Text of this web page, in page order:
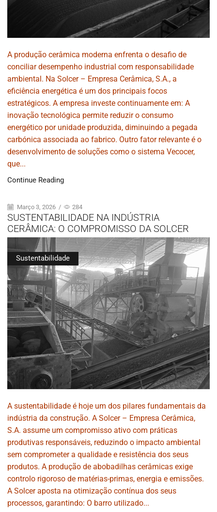
A produção cerâmica moderna enfrenta o desafio de
conciliar desempenho industrial com responsabilidade
ambiental. Na Solcer – Empresa Cerâmica, S.A., a
eficiência energética é um dos principais focos
estratégicos. A empresa investe continuamente em: A
inovação tecnológica permite reduzir o consumo
energético por unidade produzida, diminuindo a pegada
carbónica associada ao fabrico. Outro fator relevante é o
desenvolvimento de soluções como o sistema Vecocer,
que...
Continue Reading
Março 3, 2026 / 284
SUSTENTABILIDADE NA INDÚSTRIA
CERÂMICA: O COMPROMISSO DA SOLCER
Sustentabilidade
A sustentabilidade é hoje um dos pilares fundamentais da
indústria da construção. A Solcer – Empresa Cerâmica,
S.A. assume um compromisso ativo com práticas
produtivas responsáveis, reduzindo o impacto ambiental
sem comprometer a qualidade e resistência dos seus
produtos. A produção de abobadilhas cerâmicas exige
controlo rigoroso de matérias-primas, energia e emissões.
A Solcer aposta na otimização contínua dos seus
processos, garantindo: O barro utilizado...